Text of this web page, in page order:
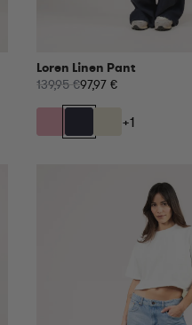
Loren Linen Pant
139,95 €97,97 €
+1